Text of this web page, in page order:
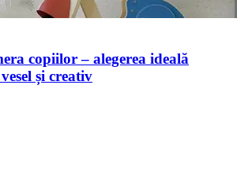
copiilor – alegerea ideală
și creativ